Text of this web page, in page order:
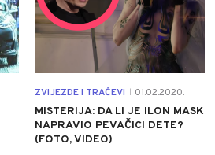
ZVIJEZDE I TRAČEVI 01.02.2020.
MISTERIJA: DA LI JE ILON MASK
NAPRAVIO PEVAČICI DETE?
(FOTO, VIDEO)